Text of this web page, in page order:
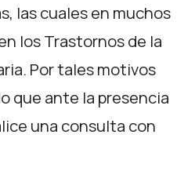
las cuales en muchos
los Trastornos de la
Por tales motivos
que ante la presencia
una consulta con